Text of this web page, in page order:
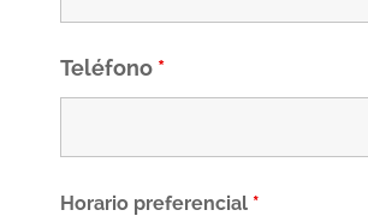
Teléfono *
Horario preferencial *